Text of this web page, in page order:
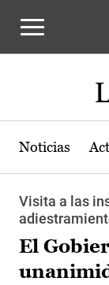
Noticias
Visita a las
El